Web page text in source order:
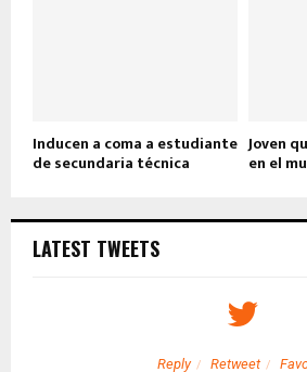
Inducen a coma a estudiante
de secundaria técnica
Joven
en el
LATEST TWEETS
Reply Retweet